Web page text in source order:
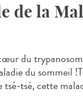
de la
du
du sommeil
tsé-tsé, cette